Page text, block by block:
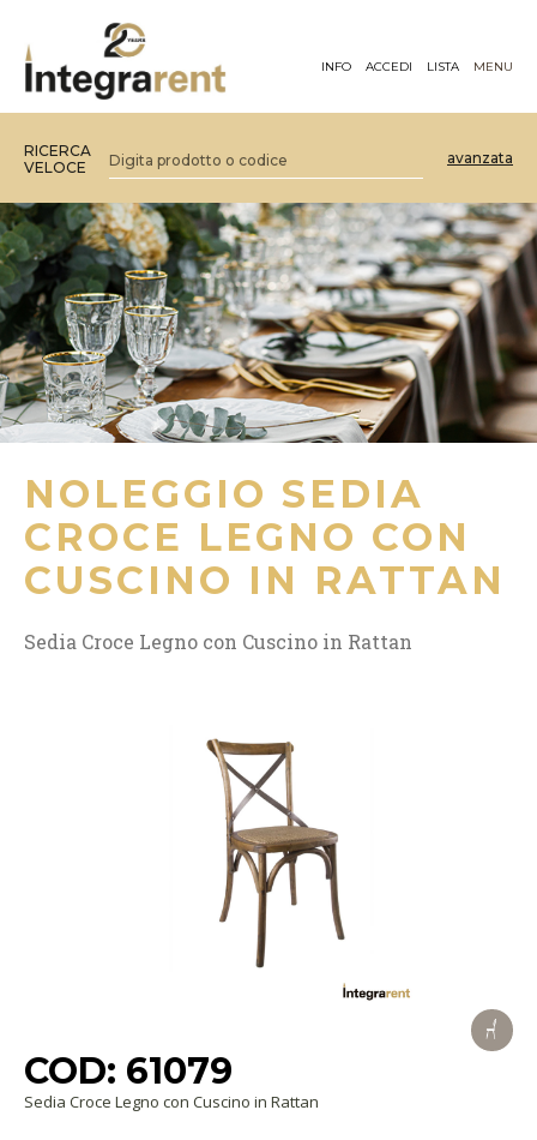
INFO ACCEDI LISTA MENU
RICERCA
VELOCE
avanzata
NOLEGGIO SEDIA
CROCE LEGNO CON
CUSCINO IN RATTAN
Sedia Croce Legno con Cuscino in Rattan
COD: 61079
Sedia Croce Legno con Cuscino in Rattan